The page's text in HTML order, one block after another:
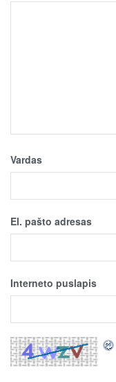
Vardas
El. pašto adresas
Interneto puslapis